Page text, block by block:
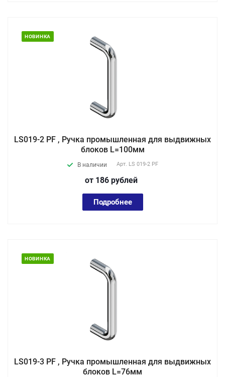
НОВИНКА
LS019-2 PF , Ручка промышленная для выдвижных
блоков L=100мм
В наличии Арт. LS 019-2 PF
от 186 рублей
Подробнее
НОВИНКА
LS019-3 PF , Ручка промышленная для выдвижных
блоков L=76мм